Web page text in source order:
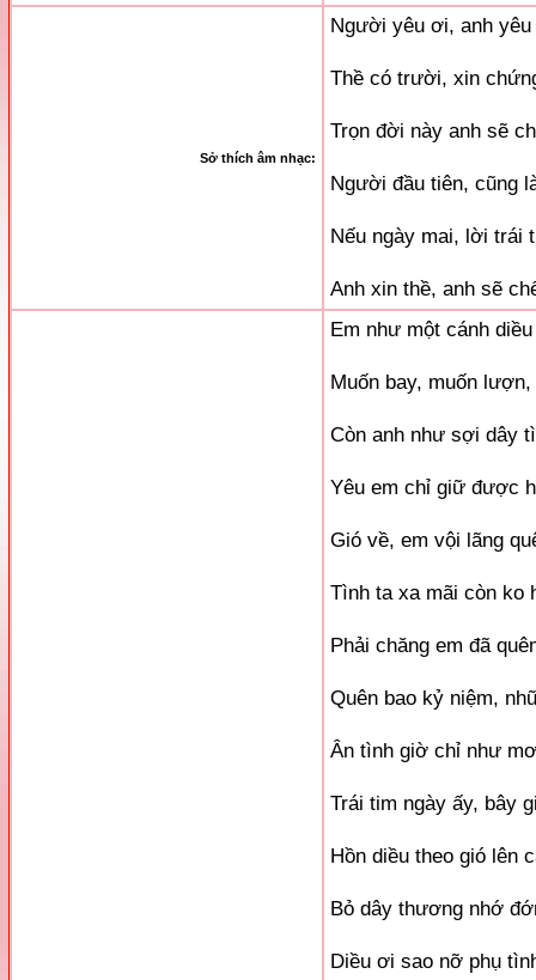
Sở thích âm nhạc:
Người yêu ơi, anh yêu
Thề có trười, xin
Trọn đời này anh sẽ
Người đầu tiên, cũng
Nếu ngày mai, lời trái
Anh xin thề, anh sẽ
Em như một cánh
Muốn bay, muốn
Còn anh như sợi dây
Yêu em chỉ giữ được
Gió về, em vội lãng
Tình ta xa mãi còn ko
Phải chăng em đã
Quên bao kỷ niệm,
Ân tình giờ chỉ như mơ
Trái tim ngày ấy, bây
Hồn diều theo gió lên
Bỏ dây thương nhớ
Diều ơi sao nỡ phụ